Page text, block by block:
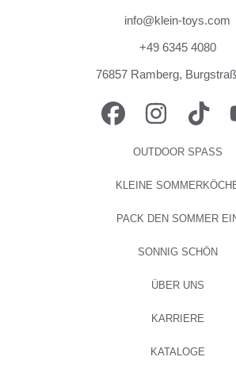
info@klein-toys.com
+49 6345 4080
76857 Ramberg,
FACEBOOKINSTAGRAM
OUTDOOR SPASS
KLEINE
PACK DEN SOMMER
SONNIG SCHÖN
ÜBER UNS
KARRIERE
KATALOGE